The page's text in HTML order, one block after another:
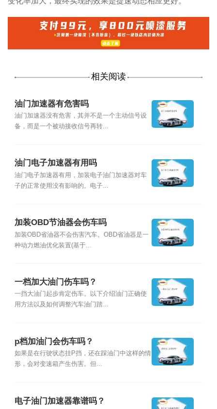
相关阅读
油门加速器有危害吗
油门加速器没有危害，其并不是一个主动信号设
备，而是一个被动接收信号再转...
油门电子加速器有用吗
油门电子加速器有用，加装电子油门加速器对车
子的正常使用没有影响的。电子...
加装OBD节油器会伤车吗
加装OBD省油器不会伤害汽车。OBD省油器是一
种动力燃油优化装置(基于...
一档加大油门伤车吗？
一挡大油门起步肯定伤车。以下介绍油门正确使
用方法以及如何调整汽车油门踏...
p档加油门会伤车吗？
如果是在行驶状态挂P挡，还在踩油门中这样的情
形，会对变速箱产生伤害。但...
电子油门加速器靠谱吗？